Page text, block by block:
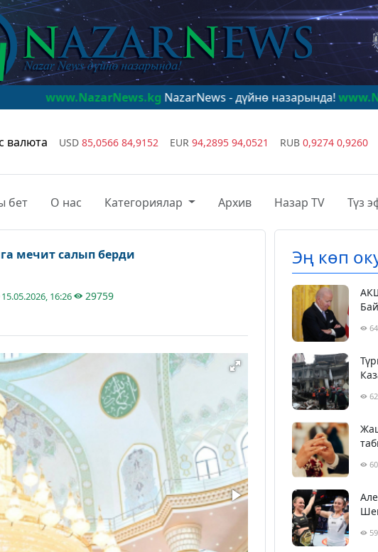
NazarNews - дүйнө назарында!www.NazarNews.kg
валюта USD 85,0566 84,9152 EUR 94,2895 94,0521 RUB 0,9274 0,9260
бет О нас Категориялар Архив Назар TV Түз
мечит салып берди
15.05.2026, 16:26
29759
Эң көп